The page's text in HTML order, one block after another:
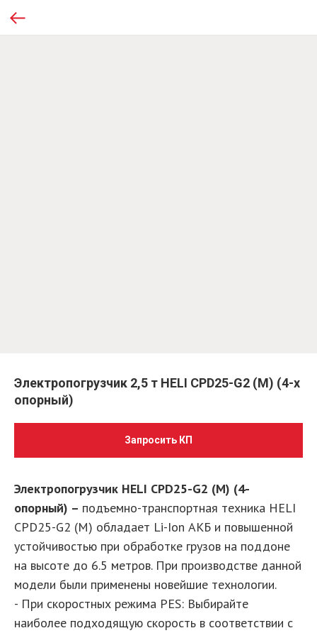
Электропогрузчик 2,5 т HELI CPD25-G2 (M) (4-х
опорный)
Запросить КП
Электропогрузчик HELI CPD25-G2 (M) (4-
опорный) – подъемно-транспортная техника HELI
CPD25-G2 (M) обладает Li-Ion АКБ и повышенной
устойчивостью при обработке грузов на поддоне
на высоте до 6.5 метров. При производстве данной
модели были применены новейшие технологии.
- При скоростных режима PES: Выбирайте
наиболее подходящую скорость в соответствии с